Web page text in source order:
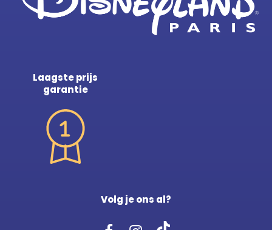
Laagste prijs
garantie
Volg je ons al?